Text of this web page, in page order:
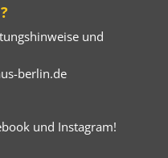
und
berlin.de
und Instagram!